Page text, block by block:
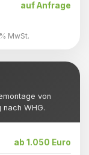
auf Anfrage
MwSt.
von
nach WHG.
ab 1.050 Euro